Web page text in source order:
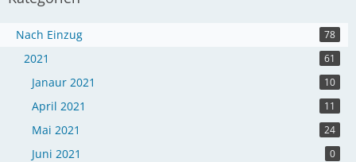
Nach Einzug 78
2021 61
Janaur 2021 10
April 2021 11
Mai 2021 24
Juni 2021 0